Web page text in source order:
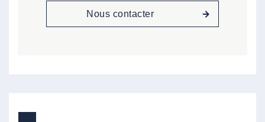
Nous contacter